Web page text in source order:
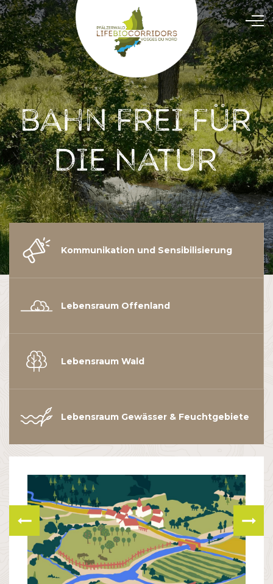
Kommunikation und Sensibilisierung
Lebensraum Offenland
Lebensraum Wald
Lebensraum Gewässer & Feuchtgebiete
Vorangegangene